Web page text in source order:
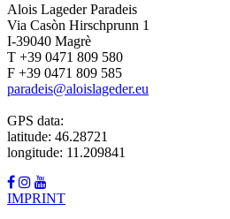
Alois Lageder Paradeis
Via Casòn Hirschprunn 1
I-39040 Magrè
T +39 0471 809 580
F +39 0471 809 585
paradeis@aloislageder.eu
GPS data:
latitude: 46.28721
longitude: 11.209841
IMPRINT